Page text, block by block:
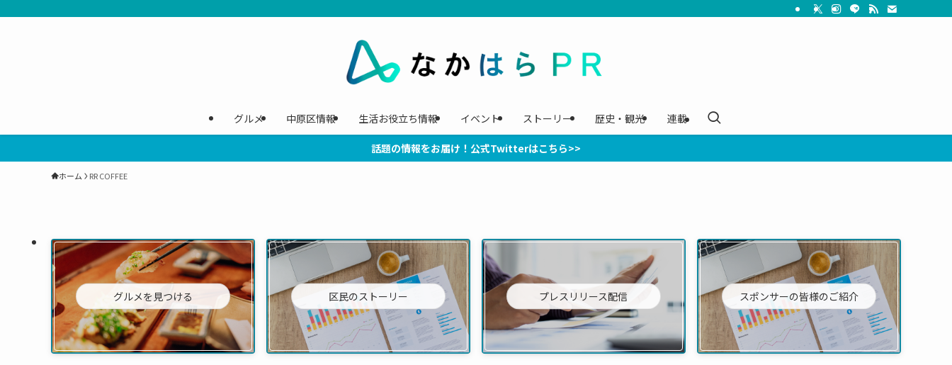
グルメ 中原区情報 生活お役立ち情報 イベント ストーリー 歴史・観光 連載
話題の情報をお届け！公式Twitterはこちら>>
ホーム RR COFFEE
グルメを見つける 区民のストーリー プレスリリース配信 スポンサーの皆様のご紹介